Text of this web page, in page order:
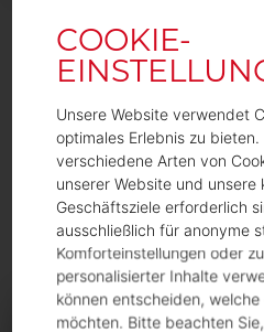
KONZENTRATION
Fast täglich ist es in der
Makler B auf. Wieder ein
Svenja Strobl, vor3
Unsere Website verwendet
optimales Erlebnis zu
verschiedene Arten von
unserer Website und unsere
Geschäftsziele erforderlich
ausschließlich für anonyme
Komforteinstellungen oder
personalisierter Inhalte
können entscheiden,
möchten. Bitte beachten